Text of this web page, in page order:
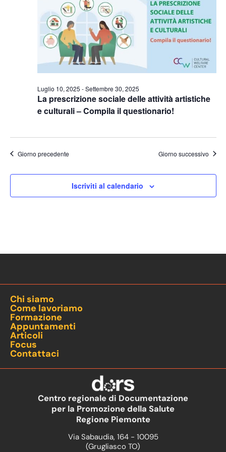
La prescrizione sociale delle attività artistiche
e culturali – Compila il questionario!
Luglio 10, 2025 -Settembre 30, 2025
Giorno precedente Giorno successivo
Iscriviti al calendario
Chi siamo
Come lavoriamo
Formazione
Appuntamenti
Articoli
Focus
Contattaci
Centro regionale di Documentazione
per la Promozione della Salute
Regione Piemonte
Via Sabaudia, 164 - 10095
(Grugliasco TO)